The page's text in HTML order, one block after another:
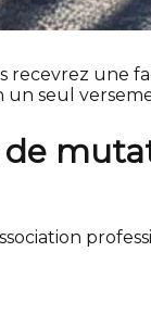
recevrez
seul
de